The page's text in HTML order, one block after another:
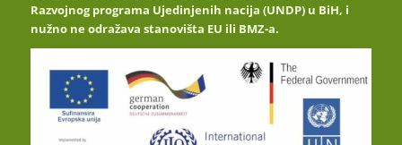
Razvojnog programa Ujedinjenih nacija (UNDP) u BiH, i
nužno ne odražava stanovišta EU ili BMZ-a.